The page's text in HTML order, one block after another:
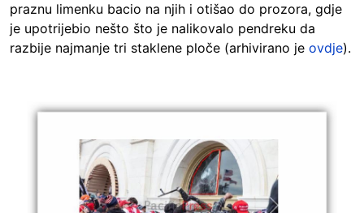
praznu limenku bacio na njih i otišao do prozora, gdje
je upotrijebio nešto što je nalikovalo pendreku da
razbije najmanje tri staklene ploče (arhivirano je ovdje).
Image